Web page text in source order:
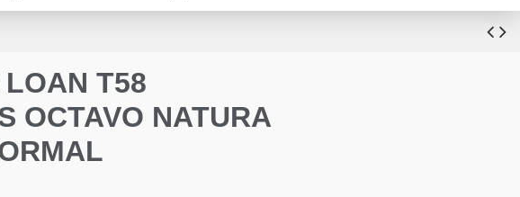
T58
OCTAVO NATURA